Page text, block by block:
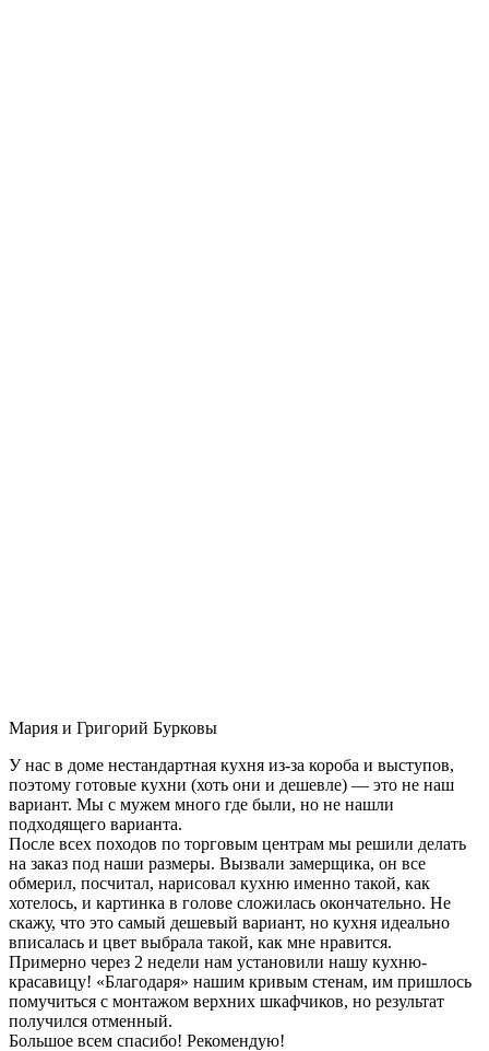
Мария и Григорий Бурковы
У нас в доме нестандартная кухня из-за короба и выступов,
поэтому готовые кухни (хоть они и дешевле) — это не наш
вариант. Мы с мужем много где были, но не нашли
подходящего варианта.
После всех походов по торговым центрам мы решили делать
на заказ под наши размеры. Вызвали замерщика, он все
обмерил, посчитал, нарисовал кухню именно такой, как
хотелось, и картинка в голове сложилась окончательно. Не
скажу, что это самый дешевый вариант, но кухня идеально
вписалась и цвет выбрала такой, как мне нравится.
Примерно через 2 недели нам установили нашу кухню-
красавицу! «Благодаря» нашим кривым стенам, им пришлось
помучиться с монтажом верхних шкафчиков, но результат
получился отменный.
Большое всем спасибо! Рекомендую!